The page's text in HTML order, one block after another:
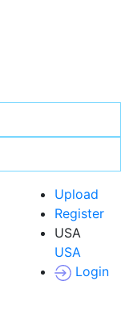
Upload
Register
USA
USA
Login